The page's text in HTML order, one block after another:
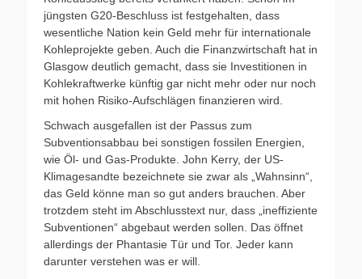
jüngsten G20-Beschluss ist festgehalten, dass
wesentliche Nation kein Geld mehr für internationale
Kohleprojekte geben. Auch die Finanzwirtschaft hat in
Glasgow deutlich gemacht, dass sie Investitionen in
Kohlekraftwerke künftig gar nicht mehr oder nur noch
mit hohen Risiko-Aufschlägen finanzieren wird.
Schwach ausgefallen ist der Passus zum
Subventionsabbau bei sonstigen fossilen Energien,
wie Öl- und Gas-Produkte. John Kerry, der US-
Klimagesandte bezeichnete sie zwar als „Wahnsinn“,
das Geld könne man so gut anders brauchen. Aber
trotzdem steht im Abschlusstext nur, dass „ineffiziente
Subventionen“ abgebaut werden sollen. Das öffnet
allerdings der Phantasie Tür und Tor. Jeder kann
darunter verstehen was er will.